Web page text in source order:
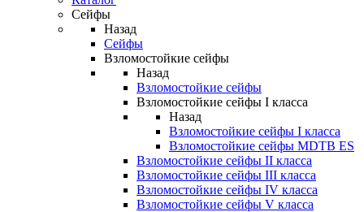
Сейфы
Назад
Сейфы
Взломостойкие сейфы
Назад
Взломостойкие сейфы
Взломостойкие сейфы I класса
Назад
Взломостойкие сейфы I класса
Взломостойкие сейфы MDTB ES
Взломостойкие сейфы II класса
Взломостойкие сейфы III класса
Взломостойкие сейфы IV класса
Взломостойкие сейфы V класса